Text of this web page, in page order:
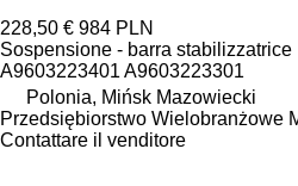
228,50 € 984 PLN
Sospensione - barra stabilizzatrice
A9603223401 A9603223301
Polonia, Mińsk Mazowiecki
Przedsiębiorstwo Wielobranżowe
Contattare il venditore